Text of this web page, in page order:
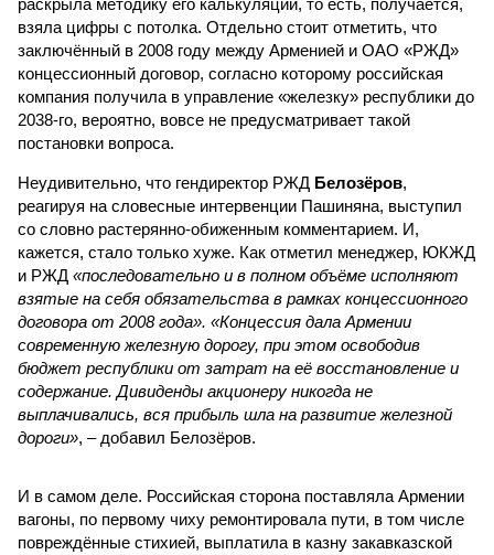
раскрыла методику его калькуляции, то есть, получается,
взяла цифры с потолка. Отдельно стоит отметить, что
заключённый в 2008 году между Арменией и ОАО «РЖД»
концессионный договор, согласно которому российская
компания получила в управление «железку» республики до
2038-го, вероятно, вовсе не предусматривает такой
постановки вопроса.
Неудивительно, что гендиректор РЖД Белозёров,
реагируя на словесные интервенции Пашиняна, выступил
со словно растерянно-обиженным комментарием. И,
кажется, стало только хуже. Как отметил менеджер, ЮКЖД
и РЖД «последовательно и в полном объёме исполняют
взятые на себя обязательства в рамках концессионного
договора от 2008 года». «Концессия дала Армении
современную железную дорогу, при этом освободив
бюджет республики от затрат на её восстановление и
содержание. Дивиденды акционеру никогда не
выплачивались, вся прибыль шла на развитие железной
дороги», – добавил Белозёров.
И в самом деле. Российская сторона поставляла Армении
вагоны, по первому чиху ремонтировала пути, в том числе
повреждённые стихией, выплатила в казну закавказской